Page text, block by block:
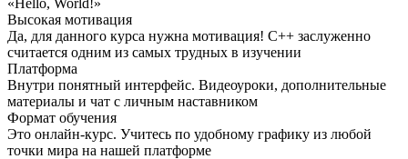
Высокая мотивация
Да, для данного курса нужна мотивация! С++ заслуженно
считается одним из самых трудных в изучении
Платформа
Внутри понятный интерфейс. Видеоуроки, дополнительные
материалы и чат с личным наставником
Формат обучения
Это онлайн-курс. Учитесь по удобному графику из любой
точки мира на нашей платформе